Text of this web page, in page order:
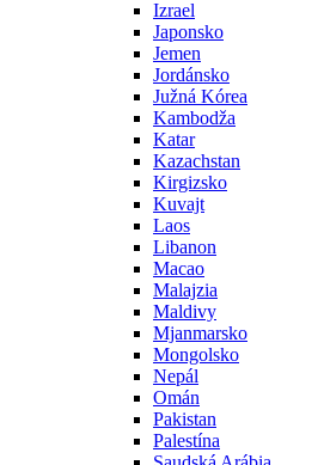
Izrael
Japonsko
Jemen
Jordánsko
Južná Kórea
Kambodža
Katar
Kazachstan
Kirgizsko
Kuvajt
Laos
Libanon
Macao
Malajzia
Maldivy
Mjanmarsko
Mongolsko
Nepál
Omán
Pakistan
Palestína